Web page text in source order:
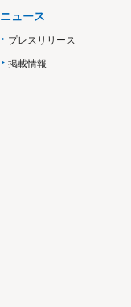
ニュース
プレスリリース
掲載情報